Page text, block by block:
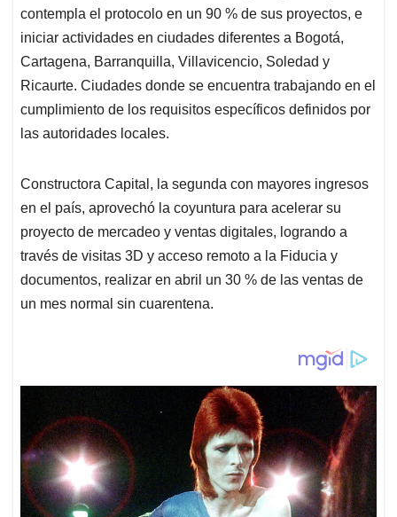
contempla el protocolo en un 90 % de sus proyectos, e
iniciar actividades en ciudades diferentes a Bogotá,
Cartagena, Barranquilla, Villavicencio, Soledad y
Ricaurte. Ciudades donde se encuentra trabajando en el
cumplimiento de los requisitos específicos definidos por
las autoridades locales.
Constructora Capital, la segunda con mayores ingresos
en el país, aprovechó la coyuntura para acelerar su
proyecto de mercadeo y ventas digitales, logrando a
través de visitas 3D y acceso remoto a la Fiducia y
documentos, realizar en abril un 30 % de las ventas de
un mes normal sin cuarentena.